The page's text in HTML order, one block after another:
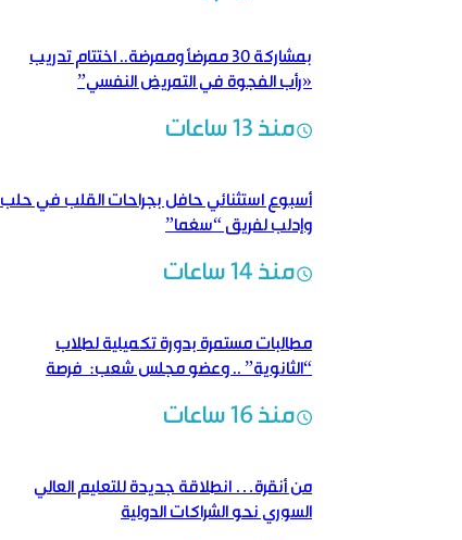
بمشاركة 30 ممرضاً وممرضة.. اختتام تدريب
«رأب الفجوة في التمريض النفسي”
منذ 13 ساعات
أسبوع استثنائي حافل بجراحات القلب في حلب
وإدلب لفريق “سغما”
منذ 14 ساعات
مطالبات مستمرة بدورة تكميلية لطلاب
“الثانوية” .. وعضو مجلس شعب: فرصة
منذ 16 ساعات
من أنقرة… انطلاقة جديدة للتعليم العالي
السوري نحو الشراكات الدولية